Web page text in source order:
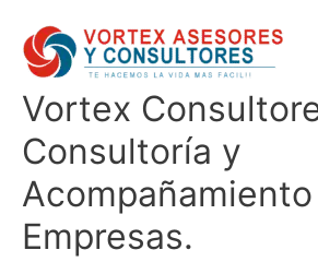
contenido
Vortex
Consultoría y
Empresas.